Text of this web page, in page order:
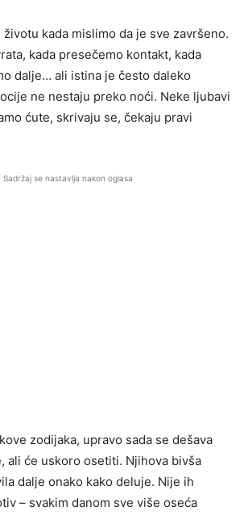
kada mislimo da je sve završeno.
kada presečemo kontakt, kada
dalje… ali istina je često daleko
ne nestaju preko noći. Neke ljubavi
ćute, skrivaju se, čekaju pravi
Sadržaj se nastavlja nakon oglasa
zodijaka, upravo sada se dešava
ali će uskoro osetiti. Njihova bivša
dalje onako kako deluje. Nije ih
– svakim danom sve više oseća